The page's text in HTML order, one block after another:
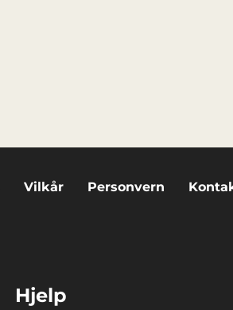
Vilkår Personvern
Hjelp